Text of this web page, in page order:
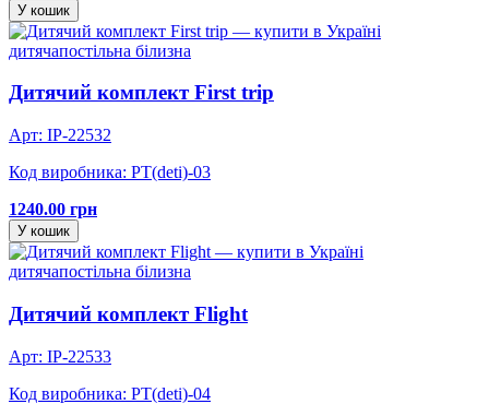
У кошик
дитячапостільна білизна
Дитячий комплект First trip
Арт: IP-22532
Код виробника: PT(deti)-03
1240.00 грн
У кошик
дитячапостільна білизна
Дитячий комплект Flight
Арт: IP-22533
Код виробника: PT(deti)-04